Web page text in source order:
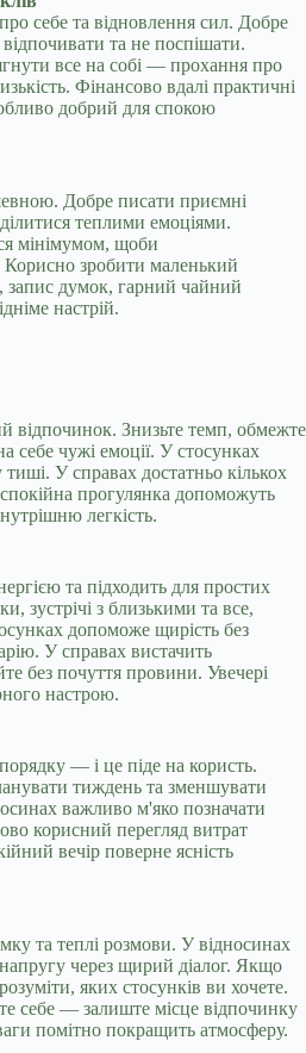
себе та відновлення сил. Добре
та не поспішати.
все на собі — прохання про
Фінансово вдалі практичні
добрий для спокою
Добре писати приємні
теплими емоціями.
мінімумом, щоби
Корисно зробити маленький
запис думок, гарний чайний
настрій.
відпочинок. Знизьте темп, обмежте
себе чужі емоції. У стосунках
У справах достатньо кількох
прогулянка допоможуть
легкість.
та підходить для простих
зустрічі з близькими та все,
допоможе щирість без
У справах вистачить
без почуття провини. Увечері
настрою.
— і це піде на користь.
тиждень та зменшувати
важливо м'яко позначати
корисний перегляд витрат
вечір поверне ясність
та теплі розмови. У відносинах
через щирий діалог. Якщо
яких стосунків ви хочете.
себе — залиште місце відпочинку
помітно покращить атмосферу.